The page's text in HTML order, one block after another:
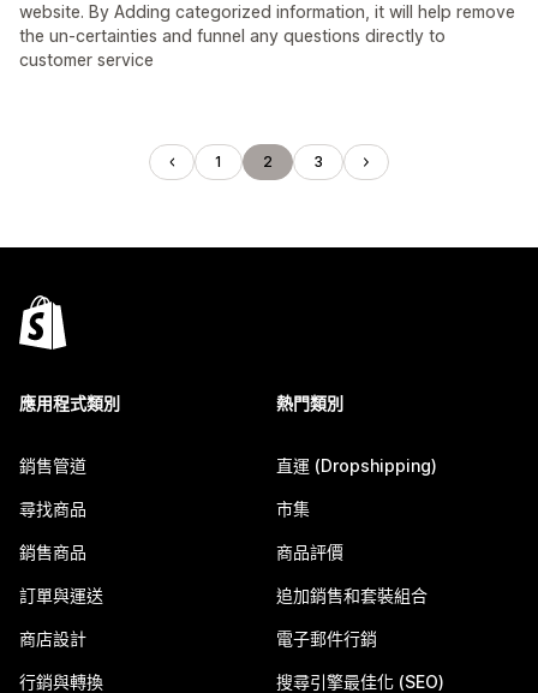
website. By Adding categorized information, it will help remove
the un-certainties and funnel any questions directly to
customer service
1 2 3
應用程式類別
銷售管道
尋找商品
銷售商品
訂單與運送
商店設計
行銷與轉換
熱門類別
直運 (Dropshipping)
市集
商品評價
追加銷售和套裝組合
電子郵件行銷
搜尋引擎最佳化 (SEO)